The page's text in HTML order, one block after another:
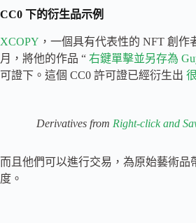
CC0 下的衍生品示例
XCOPY ，一個具有代表性的 NFT 創作
月，將他的作品 “ 右鍵單擊並另存為
可證下。這個 CC0 許可證已經衍生出
Derivatives from Right-click and
而且他們可以進行交易，為原始藝術品
度。